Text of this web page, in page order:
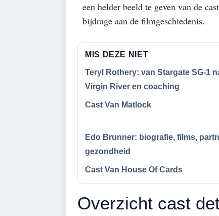
een helder beeld te geven van de
bijdrage aan de filmgeschiedenis.
MIS DEZE NIET
Teryl Rothery: van Stargate SG-1
Virgin River en coaching
Cast Van Matlock
Edo Brunner: biografie, films,
gezondheid
Cast Van House Of Cards
Overzicht cast